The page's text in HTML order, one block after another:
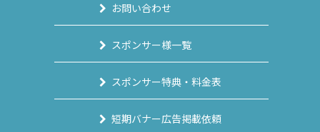
お問い合わせ
スポンサー様一覧
スポンサー特典・料金表
短期バナー広告掲載依頼